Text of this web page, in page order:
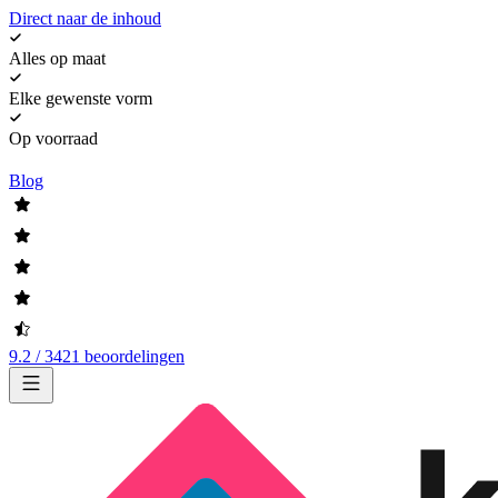
Direct naar de inhoud
Alles op maat
Elke gewenste vorm
Op voorraad
Blog
9.2 / 3421 beoordelingen